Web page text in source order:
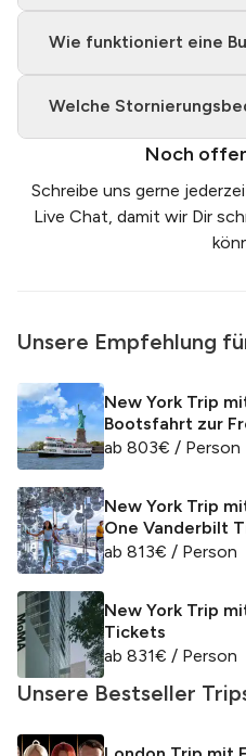
Wie funktioniert eine
Welche
Noch
Schreibe uns gerne
Live Chat, damit wir Dir
Unsere Empfehlung
New York Trip
Bootsfahrt zur
ab 803€ / Person
New York Trip
One Vanderbilt
ab 813€ / Person
New York Trip
Tickets
ab 831€ / Person
Unsere Bestseller